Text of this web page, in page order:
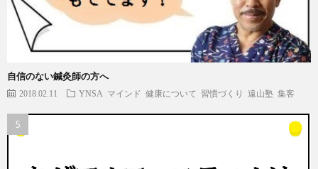
自信のない鍼灸師の方へ
2018.02.11 YNSA マインド 健康について 習慣づくり 遠山塾 集客